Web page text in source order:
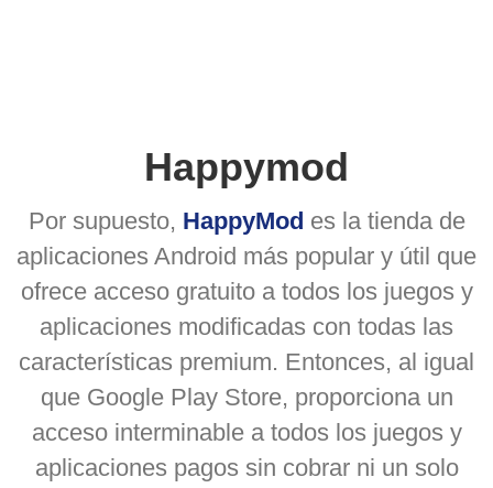
Happymod
Por supuesto, HappyMod es la tienda de
aplicaciones Android más popular y útil que
ofrece acceso gratuito a todos los juegos y
aplicaciones modificadas con todas las
características premium. Entonces, al igual
que Google Play Store, proporciona un
acceso interminable a todos los juegos y
aplicaciones pagos sin cobrar ni un solo